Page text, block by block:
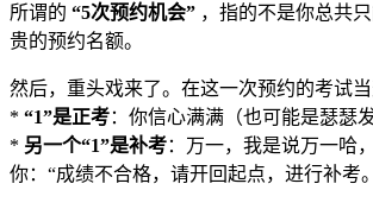
所谓的 “5次预约机会” ，指的不是你总共
贵的预约名额。
然后，重头戏来了。在这一次预约的考试
* “1”是正考：你信心满满（也可能是瑟
* 另一个“1”是补考：万一，我是说万一哈
你：“成绩不合格，请开回起点，进行补考